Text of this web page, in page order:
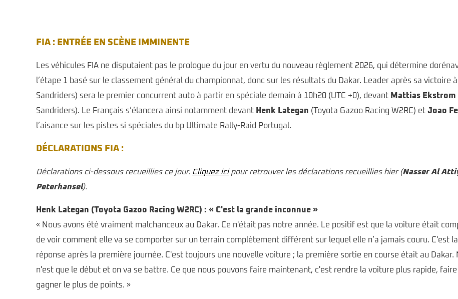
FIA : ENTRÉE EN SCÈNE IMMINENTE
Les véhicules FIA ne disputaient pas le prologue du jour en vertu du nouveau règlement 2026, qui détermine
l’étape 1 basé sur le classement général du championnat, donc sur les résultats du Dakar. Leader après sa victoire à
Sandriders) sera le premier concurrent auto à partir en spéciale demain à 10h20 (UTC +0), devant Mattias Ekstrom
Sandriders). Le Français s’élancera ainsi notamment devant Henk Lategan (Toyota Gazoo Racing W2RC) et Joao
l’aisance sur les pistes si spéciales du bp Ultimate Rally-Raid Portugal.
DÉCLARATIONS FIA :
Déclarations ci-dessous recueillies ce jour. Cliquez icipour retrouver les déclarations recueillies hier (Nasser Al
Peterhansel).
Henk Lategan (Toyota Gazoo Racing W2RC) : « C'est la grande inconnue »
« Nous avons été vraiment malchanceux au Dakar. Ce n'était pas notre année. Le positif est que la voiture était
de voir comment elle va se comporter sur un terrain complètement différent sur lequel elle n’a jamais couru. C'est
réponse après la première journée. C'est toujours une nouvelle voiture ; la première sortie en course était au
n'est que le début et on va se battre. Ce que nous pouvons faire maintenant, c'est rendre la voiture plus rapide,
gagner le plus de points. »